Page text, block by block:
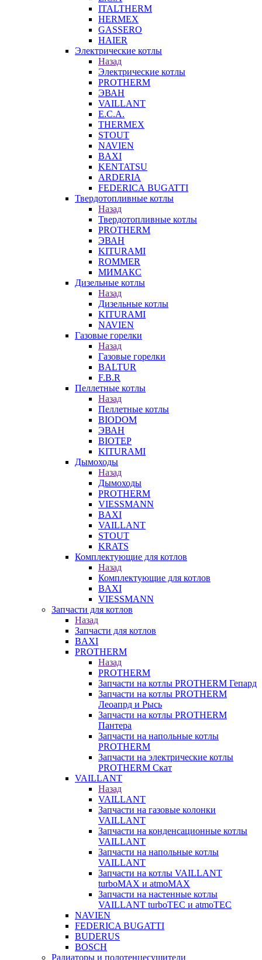
ITALTHERM
HERMEX
GASSERO
HAIER
Электрические котлы
Назад
Электрические котлы
PROTHERM
ЭВАН
VAILLANT
E.C.A.
THERMEX
STOUT
NAVIEN
BAXI
KENTATSU
ARDERIA
FEDERICА BUGATTI
Твердотопливные котлы
Назад
Твердотопливные котлы
PROTHERM
ЭВАН
KITURAMI
ROMMER
МИМАКС
Дизельные котлы
Назад
Дизельные котлы
KITURAMI
NAVIEN
Газовые горелки
Назад
Газовые горелки
BALTUR
F.B.R
Пеллетные котлы
Назад
Пеллетные котлы
BIODOM
ЭВАН
BIOTEP
KITURAMI
Дымоходы
Назад
Дымоходы
PROTHERM
VIESSMANN
BAXI
VAILLANT
STOUT
KRATS
Комплектующие для котлов
Назад
Комплектующие для котлов
BAXI
VIESSMANN
Запчасти для котлов
Назад
Запчасти для котлов
BAXI
PROTHERM
Назад
PROTHERM
Запчасти на котлы PROTHERM Гепард
Запчасти на котлы PROTHERM
Леоапрд и Рысь
Запчасти на котлы PROTHERM
Пантера
Запчасти на напольные котлы
PROTHERM
Запчасти на электрические котлы
PROTHERM Скат
VAILLANT
Назад
VAILLANT
Запчасти на газовые колонки
VAILLANT
Запчасти на конденсационные котлы
VAILLANT
Запчасти на напольные котлы
VAILLANT
Запчасти на котлы VAILLANT
turboMAX и atmoMAX
Запчасти на настенные котлы
VAILLANT turboTEC и atmoTEC
NAVIEN
FEDERICA BUGATTI
BUDERUS
BOSCH
Радиаторы и полотенцесушители